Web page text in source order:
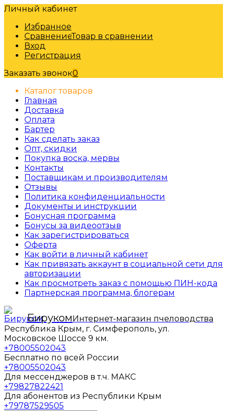
Личный кабинет
Избранное
СравнениеТовар в сравнении
Вход
Регистрация
Заказать звонок0
Каталог товаров
Главная
Доставка
Оплата
Бартер
Как сделать заказ
Опт, скидки
Покупка воска, мервы
Контакты
Поставщикам и производителям
Отзывы
Политика конфиденциальности
Документы и инструкции
Бонусная программа
Бонусы за видеоотзыв
Как зарегистрироваться
Оферта
Как войти в личный кабинет
Как привязать аккаунт в социальной сети для
авторизации
Как просмотреть заказ с помощью ПИН-кода
Партнерская программа, блогерам
БирукомИнтернет-магазин пчеловодства
Республика Крым, г. Симферополь, ул.
Московское Шоссе 9 км.
+78005502043
Бесплатно по всей России
+78005502043
Для мессенджеров в т.ч. МАКС
+79827822421
Для абонентов из Республики Крым
+79787529505